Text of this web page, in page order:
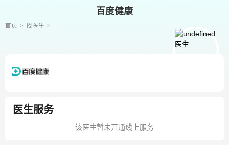
百度健康
首页 找医生
医生服务
该医生暂未开通线上服务